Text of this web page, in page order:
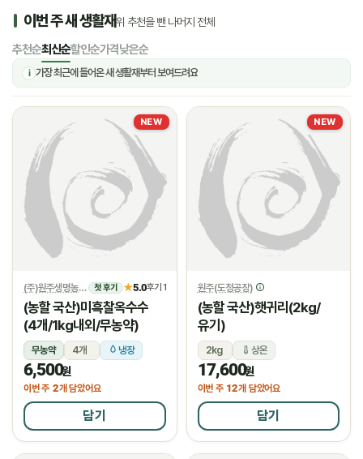
이번 주 새 생활재위 추천을 뺀 나머지 전체
추천순최신순할인순가격낮은순
i 가장 최근에 들어온 새 생활재부터 보여드려요
NEW
(주)원주생명농업 첫 후기 ★5.0후기 1
(농할 국산)미흑찰옥수수
(4개/1kg내외/무농약)
무농약 4개 냉장
6,500원
이번 주 2개 담았어요
담기
NEW
원주(도정공장)
(농할 국산)햇귀리(2kg/
유기)
2kg 상온
17,600원
이번 주 12개 담았어요
담기